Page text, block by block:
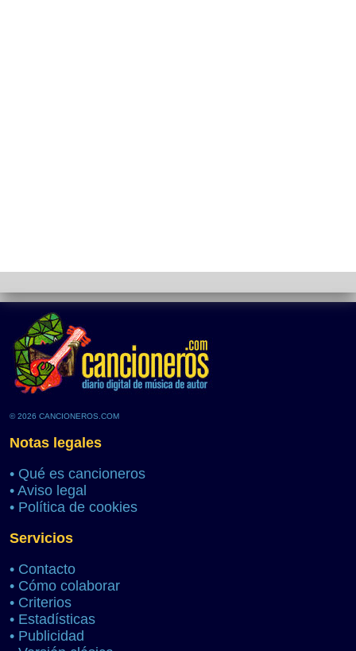
© 2026 CANCIONEROS.COM
Notas legales
• Qué es cancioneros
• Aviso legal
• Política de cookies
Servicios
• Contacto
• Cómo colaborar
• Criterios
• Estadísticas
• Publicidad